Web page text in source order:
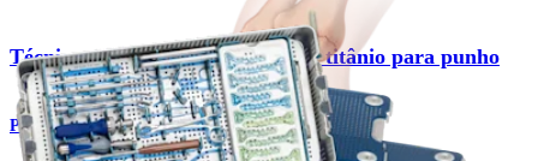
Técnica com sistema de placas de titânio para punho
Procedimento